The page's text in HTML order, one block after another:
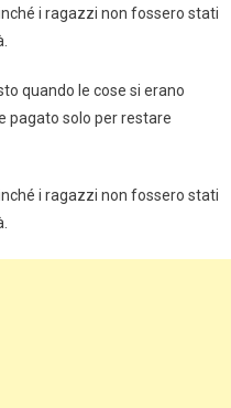
i ragazzi non fossero stati
quando le cose si erano
pagato solo per restare
i ragazzi non fossero stati